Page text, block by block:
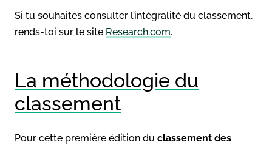
Si tu souhaites consulter l’intégralité du classement,
rends-toi sur le site Research.com.
La méthodologie du
classement
Pour cette première édition du classement des